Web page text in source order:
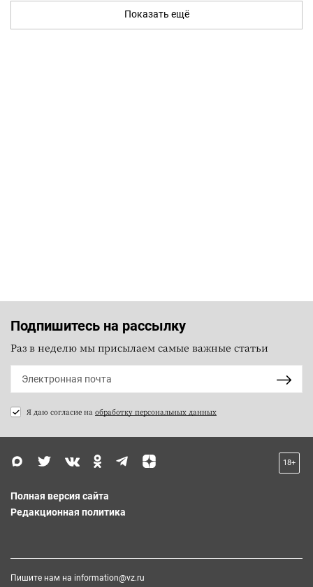
Показать ещё
Подпишитесь на рассылку
Раз в неделю мы присылаем самые важные статьи
Я даю согласие на обработку персональных данных
18+
Полная версия сайта
Редакционная политика
Пишите нам на information@vz.ru